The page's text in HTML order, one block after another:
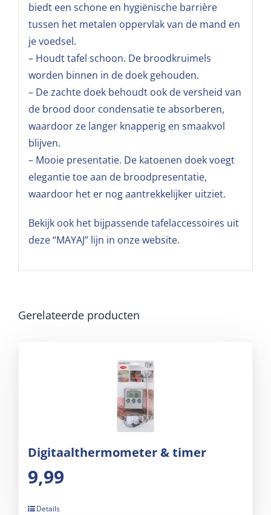
biedt een schone en hygiënische barrière
tussen het metalen oppervlak van de mand en
je voedsel.
– Houdt tafel schoon. De broodkruimels
worden binnen in de doek gehouden.
– De zachte doek behoudt ook de versheid van
de brood door condensatie te absorberen,
waardoor ze langer knapperig en smaakvol
blijven.
– Mooie presentatie. De katoenen doek voegt
elegantie toe aan de broodpresentatie,
waardoor het er nog aantrekkelijker uitziet.
Bekijk ook het bijpassende tafelaccessoires uit
deze “MAYAJ” lijn in onze website.
Gerelateerde producten
Digitaalthermometer & timer
9,99
Details